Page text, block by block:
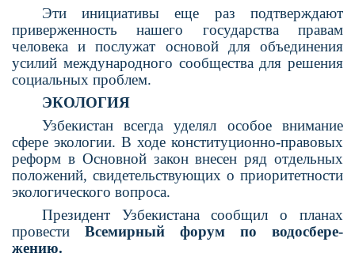
Эти инициативы еще раз подтверждают
приверженность нашего государства правам
человека и послужат основой для объедине­ния
усилий международного сообщества для решения
социальных проблем.
ЭКОЛОГИЯ
Узбекистан всегда уделял особое вни­мание
сфере экологии. В ходе конституци­онно-правовых
реформ в Основной закон внесен ряд отдельных
положений, свиде­тельствующих о приоритетности
экологиче­ского вопроса.
Президент Узбекистана сообщил о планах
провести Всемирный форум по водосбере­
жению.